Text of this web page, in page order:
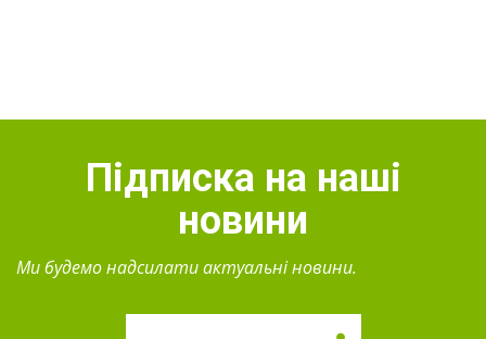
Підписка на наші
новини
Ми будемо надсилати актуальні новини.